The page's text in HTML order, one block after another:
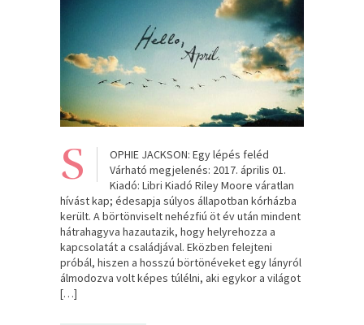
S
OPHIE JACKSON: Egy lépés feléd
Várható megjelenés: 2017. április 01.
Kiadó: Libri Kiadó Riley Moore váratlan
hívást kap; édesapja súlyos állapotban kórházba
került. A börtönviselt nehézfiú öt év után mindent
hátrahagyva hazautazik, hogy helyrehozza a
kapcsolatát a családjával. Eközben felejteni
próbál, hiszen a hosszú börtönéveket egy lányról
álmodozva volt képes túlélni, aki egykor a világot
[…]